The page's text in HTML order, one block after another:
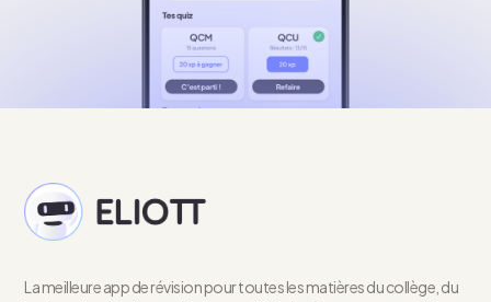
La meilleure app de révision pour toutes les matières du collège, du